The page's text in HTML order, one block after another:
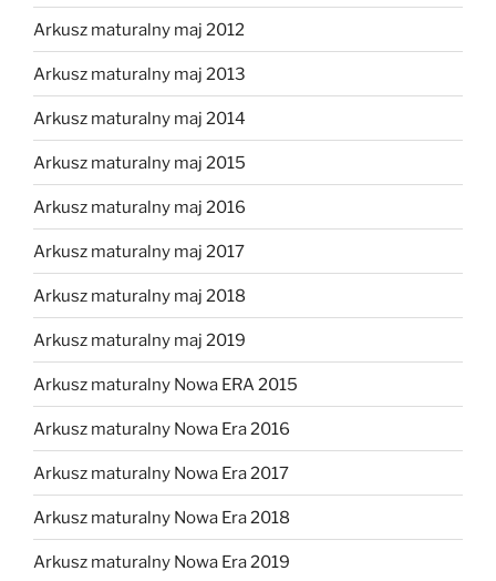
Arkusz maturalny maj 2012
Arkusz maturalny maj 2013
Arkusz maturalny maj 2014
Arkusz maturalny maj 2015
Arkusz maturalny maj 2016
Arkusz maturalny maj 2017
Arkusz maturalny maj 2018
Arkusz maturalny maj 2019
Arkusz maturalny Nowa ERA 2015
Arkusz maturalny Nowa Era 2016
Arkusz maturalny Nowa Era 2017
Arkusz maturalny Nowa Era 2018
Arkusz maturalny Nowa Era 2019